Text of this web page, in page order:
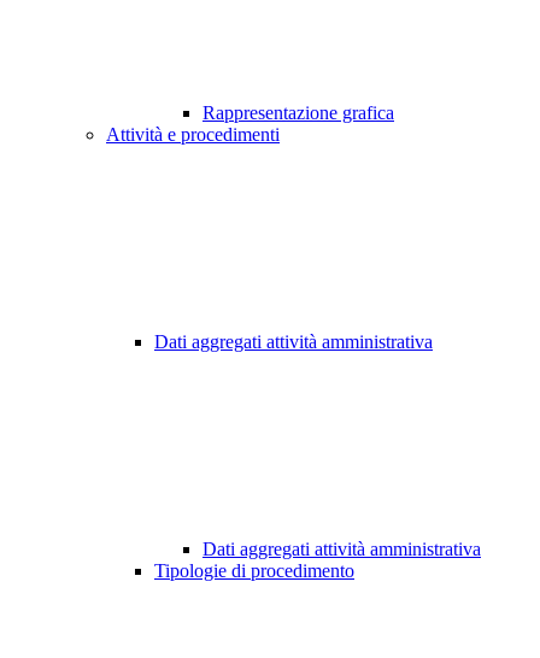
Rappresentazione grafica
Attività e procedimenti
Dati aggregati attività amministrativa
Dati aggregati attività amministrativa
Tipologie di procedimento